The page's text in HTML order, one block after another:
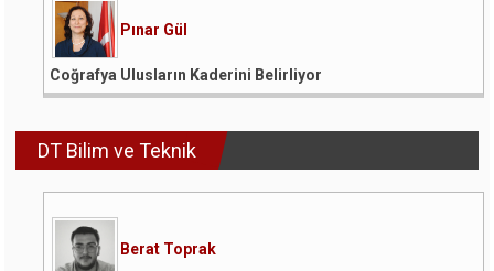
Pınar Gül
Coğrafya Ulusların Kaderini Belirliyor
DT Bilim ve Teknik
Berat Toprak